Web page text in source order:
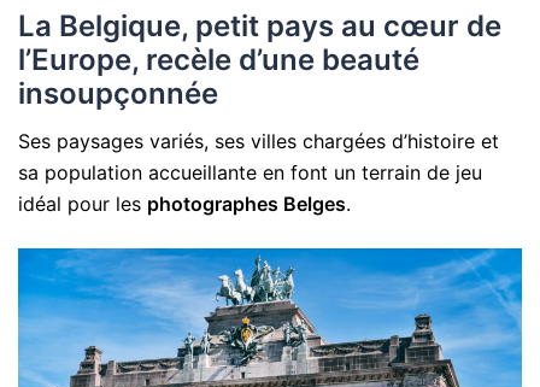
La Belgique, petit pays au cœur de
l’Europe, recèle d’une beauté
insoupçonnée
Ses paysages variés, ses villes chargées d’histoire et
sa population accueillante en font un terrain de jeu
idéal pour les photographes Belges.